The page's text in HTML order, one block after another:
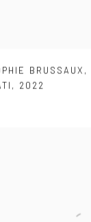
BRUSSAUX ,
, 2022